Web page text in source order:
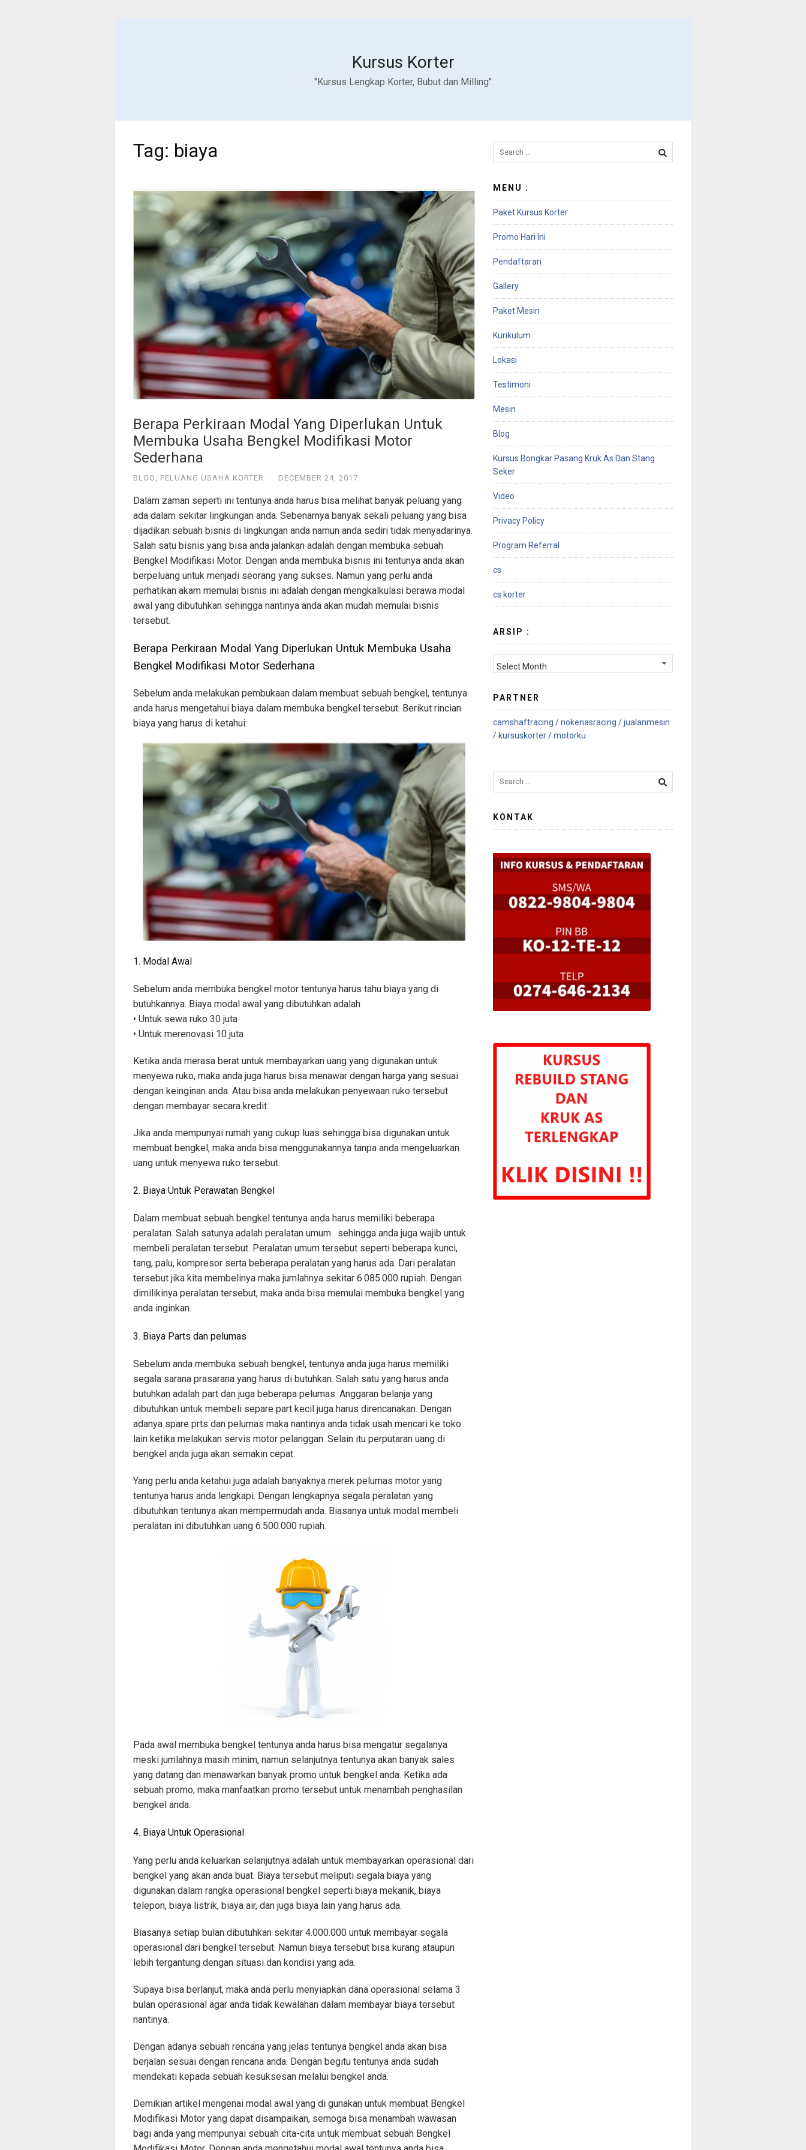
Kursus Korter
"Kursus Lengkap Korter, Bubut dan Milling"
Tag: biaya
Berapa Perkiraan Modal Yang Diperlukan Untuk
Membuka Usaha Bengkel Modifikasi Motor
Sederhana
BLOG PELUANG USAHA KORTER · DECEMBER 24, 2017
Dalam zaman seperti ini tentunya anda harus bisa melihat banyak peluang yang
ada dalam sekitar lingkungan anda. Sebenarnya banyak sekali peluang yang bisa
dijadikan sebuah bisnis di lingkungan anda namun anda sediri tidak menyadarinya.
Salah satu bisnis yang bisa anda jalankan adalah dengan membuka sebuah
Bengkel Modifikasi Motor. Dengan anda membuka bisnis ini tentunya anda akan
berpeluang untuk menjadi seorang yang sukses. Namun yang perlu anda
perhatikan akam memulai bisnis ini adalah dengan mengkalkulasi berawa modal
awal yang dibutuhkan sehingga nantinya anda akan mudah memulai bisnis
tersebut.
Berapa Perkiraan Modal Yang Diperlukan Untuk Membuka Usaha
Bengkel Modifikasi Motor Sederhana
Sebelum anda melakukan pembukaan dalam membuat sebuah bengkel, tentunya
anda harus mengetahui biaya dalam membuka bengkel tersebut. Berikut rincian
biaya yang harus di ketahui:
1. Modal Awal
Sebelum anda membuka bengkel motor tentunya harus tahu biaya yang di
butuhkannya. Biaya modal awal yang dibutuhkan adalah
• Untuk sewa ruko 30 juta
• Untuk merenovasi 10 juta
Ketika anda merasa berat untuk membayarkan uang yang digunakan untuk
menyewa ruko, maka anda juga harus bisa menawar dengan harga yang sesuai
dengan keinginan anda. Atau bisa anda melakukan penyewaan ruko tersebut
dengan membayar secara kredit.
Jika anda mempunyai rumah yang cukup luas sehingga bisa digunakan untuk
membuat bengkel, maka anda bisa menggunakannya tanpa anda mengeluarkan
uang untuk menyewa ruko tersebut.
2. Biaya Untuk Perawatan Bengkel
Dalam membuat sebuah bengkel tentunya anda harus memiliki beberapa
peralatan. Salah satunya adalah peralatan umum . sehingga anda juga wajib untuk
membeli peralatan tersebut. Peralatan umum tersebut seperti beberapa kunci,
tang, palu, kompresor serta beberapa peralatan yang harus ada. Dari peralatan
tersebut jika kita membelinya maka jumlahnya sekitar 6.085.000 rupiah. Dengan
dimilikinya peralatan tersebut, maka anda bisa memulai membuka bengkel yang
anda inginkan.
3. Biaya Parts dan pelumas
Sebelum anda membuka sebuah bengkel, tentunya anda juga harus memiliki
segala sarana prasarana yang harus di butuhkan. Salah satu yang harus anda
butuhkan adalah part dan juga beberapa pelumas. Anggaran belanja yang
dibutuhkan untuk membeli separe part kecil juga harus direncanakan. Dengan
adanya spare prts dan pelumas maka nantinya anda tidak usah mencari ke toko
lain ketika melakukan servis motor pelanggan. Selain itu perputaran uang di
bengkel anda juga akan semakin cepat.
Yang perlu anda ketahui juga adalah banyaknya merek pelumas motor yang
tentunya harus anda lengkapi. Dengan lengkapnya segala peralatan yang
dibutuhkan tentunya akan mempermudah anda. Biasanya untuk modal membeli
peralatan ini dibutuhkan uang 6.500.000 rupiah.
Pada awal membuka bengkel tentunya anda harus bisa mengatur segalanya
meski jumlahnya masih minim, namun selanjutnya tentunya akan banyak sales
yang datang dan menawarkan banyak promo untuk bengkel anda. Ketika ada
sebuah promo, maka manfaatkan promo tersebut untuk menambah penghasilan
bengkel anda.
4. Biaya Untuk Operasional
Yang perlu anda keluarkan selanjutnya adalah untuk membayarkan operasional dari
bengkel yang akan anda buat. Biaya tersebut meliputi segala biaya yang
digunakan dalam rangka operasional bengkel seperti biaya mekanik, biaya
telepon, biaya listrik, biaya air, dan juga biaya lain yang harus ada.
Biasanya setiap bulan dibutuhkan sekitar 4.000.000 untuk membayar segala
operasional dari bengkel tersebut. Namun biaya tersebut bisa kurang ataupun
lebih tergantung dengan situasi dan kondisi yang ada.
Supaya bisa berlanjut, maka anda perlu menyiapkan dana operasional selama 3
bulan operasional agar anda tidak kewalahan dalam membayar biaya tersebut
nantinya.
Dengan adanya sebuah rencana yang jelas tentunya bengkel anda akan bisa
berjalan sesuai dengan rencana anda. Dengan begitu tentunya anda sudah
mendekati kepada sebuah kesuksesan melalui bengkel anda.
Demikian artikel mengenai modal awal yang di gunakan untuk membuat Bengkel
Modifikasi Motor yang dapat disampaikan, semoga bisa menambah wawasan
bagi anda yang mempunyai sebuah cita-cita untuk membuat sebuah Bengkel
MENU :
Paket Kursus Korter
Promo Hari Ini
Pendaftaran
Gallery
Paket Mesin
Kurikulum
Lokasi
Testimoni
Mesin
Blog
Kursus Bongkar Pasang Kruk As Dan Stang
Seker
Video
Privacy Policy
Program Referral
cs
cs korter
ARSIP :
PARTNER
camshaftracing /nokenasracing /jualanmesin
/ kursuskorter /motorku
KONTAK